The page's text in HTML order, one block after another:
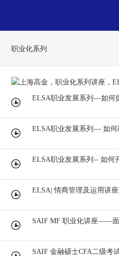
职业化系列
ELSA职业发展系列---如何
ELSA职业发展系列--- 如何
ELSA职业发展系列-- 如何
ELSA| 情商管理及运用讲
SAIF MF 职业化讲座——
SAIF 金融硕士CFA二级考